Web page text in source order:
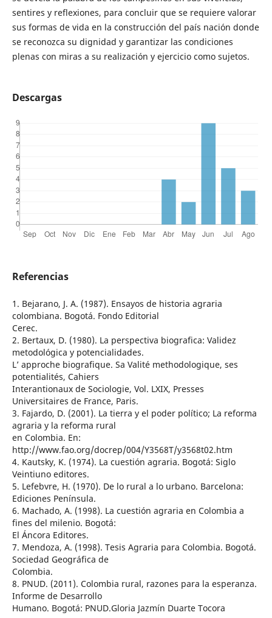
sentires y reflexiones, para concluir que se requiere valorar
sus formas de vida en la construcción del país nación donde
se reconozca su dignidad y garantizar las condiciones
plenas con miras a su realización y ejercicio como sujetos.
Descargas
Referencias
1. Bejarano, J. A. (1987). Ensayos de historia agraria
colombiana. Bogotá. Fondo Editorial
Cerec.
2. Bertaux, D. (1980). La perspectiva biografica: Validez
metodológica y potencialidades.
L’ approche biografique. Sa Valité methodologique, ses
potentialités, Cahiers
Interantionaux de Sociologie, Vol. LXIX, Presses
Universitaires de France, Paris.
3. Fajardo, D. (2001). La tierra y el poder político; La reforma
agraria y la reforma rural
en Colombia. En:
http://www.fao.org/docrep/004/Y3568T/y3568t02.htm
4. Kautsky, K. (1974). La cuestión agraria. Bogotá: Siglo
Veintiuno editores.
5. Lefebvre, H. (1970). De lo rural a lo urbano. Barcelona:
Ediciones Península.
6. Machado, A. (1998). La cuestión agraria en Colombia a
fines del milenio. Bogotá:
El Áncora Editores.
7. Mendoza, A. (1998). Tesis Agraria para Colombia. Bogotá.
Sociedad Geográfica de
Colombia.
8. PNUD. (2011). Colombia rural, razones para la esperanza.
Informe de Desarrollo
Humano. Bogotá: PNUD.Gloria Jazmín Duarte Tocora